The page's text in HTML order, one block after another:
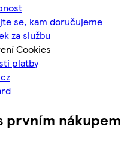
se, kam doručujeme
za službu
Cookies
platby
prvním nákupem